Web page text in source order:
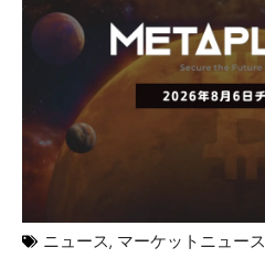
ニュース, マーケットニュース